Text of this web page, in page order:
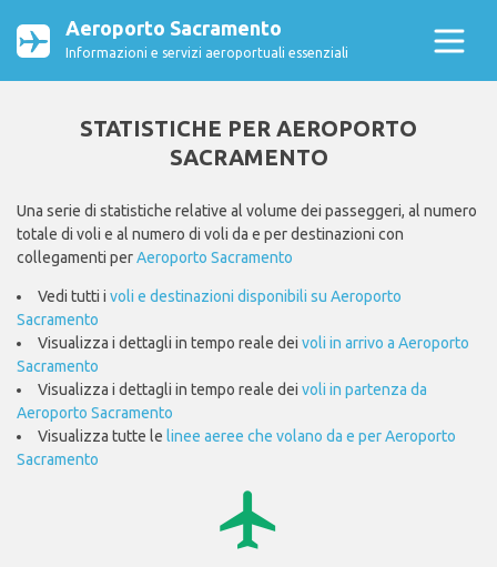
Aeroporto Sacramento
Informazioni e servizi aeroportuali essenziali
STATISTICHE PER AEROPORTO
SACRAMENTO
Una serie di statistiche relative al volume dei passeggeri, al numero
totale di voli e al numero di voli da e per destinazioni con
collegamenti perAeroporto Sacramento
Vedi tutti i voli e destinazioni disponibili su Aeroporto
Sacramento
Visualizza i dettagli in tempo reale dei voli in arrivo a Aeroporto
Sacramento
Visualizza i dettagli in tempo reale dei voli in partenza da
Aeroporto Sacramento
Visualizza tutte le linee aeree che volano da e per Aeroporto
Sacramento
airplanemode_active